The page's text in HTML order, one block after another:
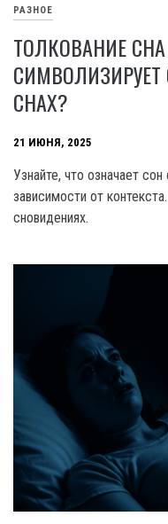
РАЗНОЕ
ТОЛКОВАНИЕ
СНАХ?
21 ИЮНЯ, 2025
Узнайте, что означает
зависимости от
сновидениях.